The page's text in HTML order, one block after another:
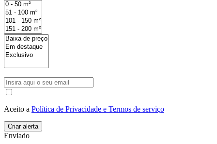
Aceito a Política de Privacidade e Termos de serviço
Enviado